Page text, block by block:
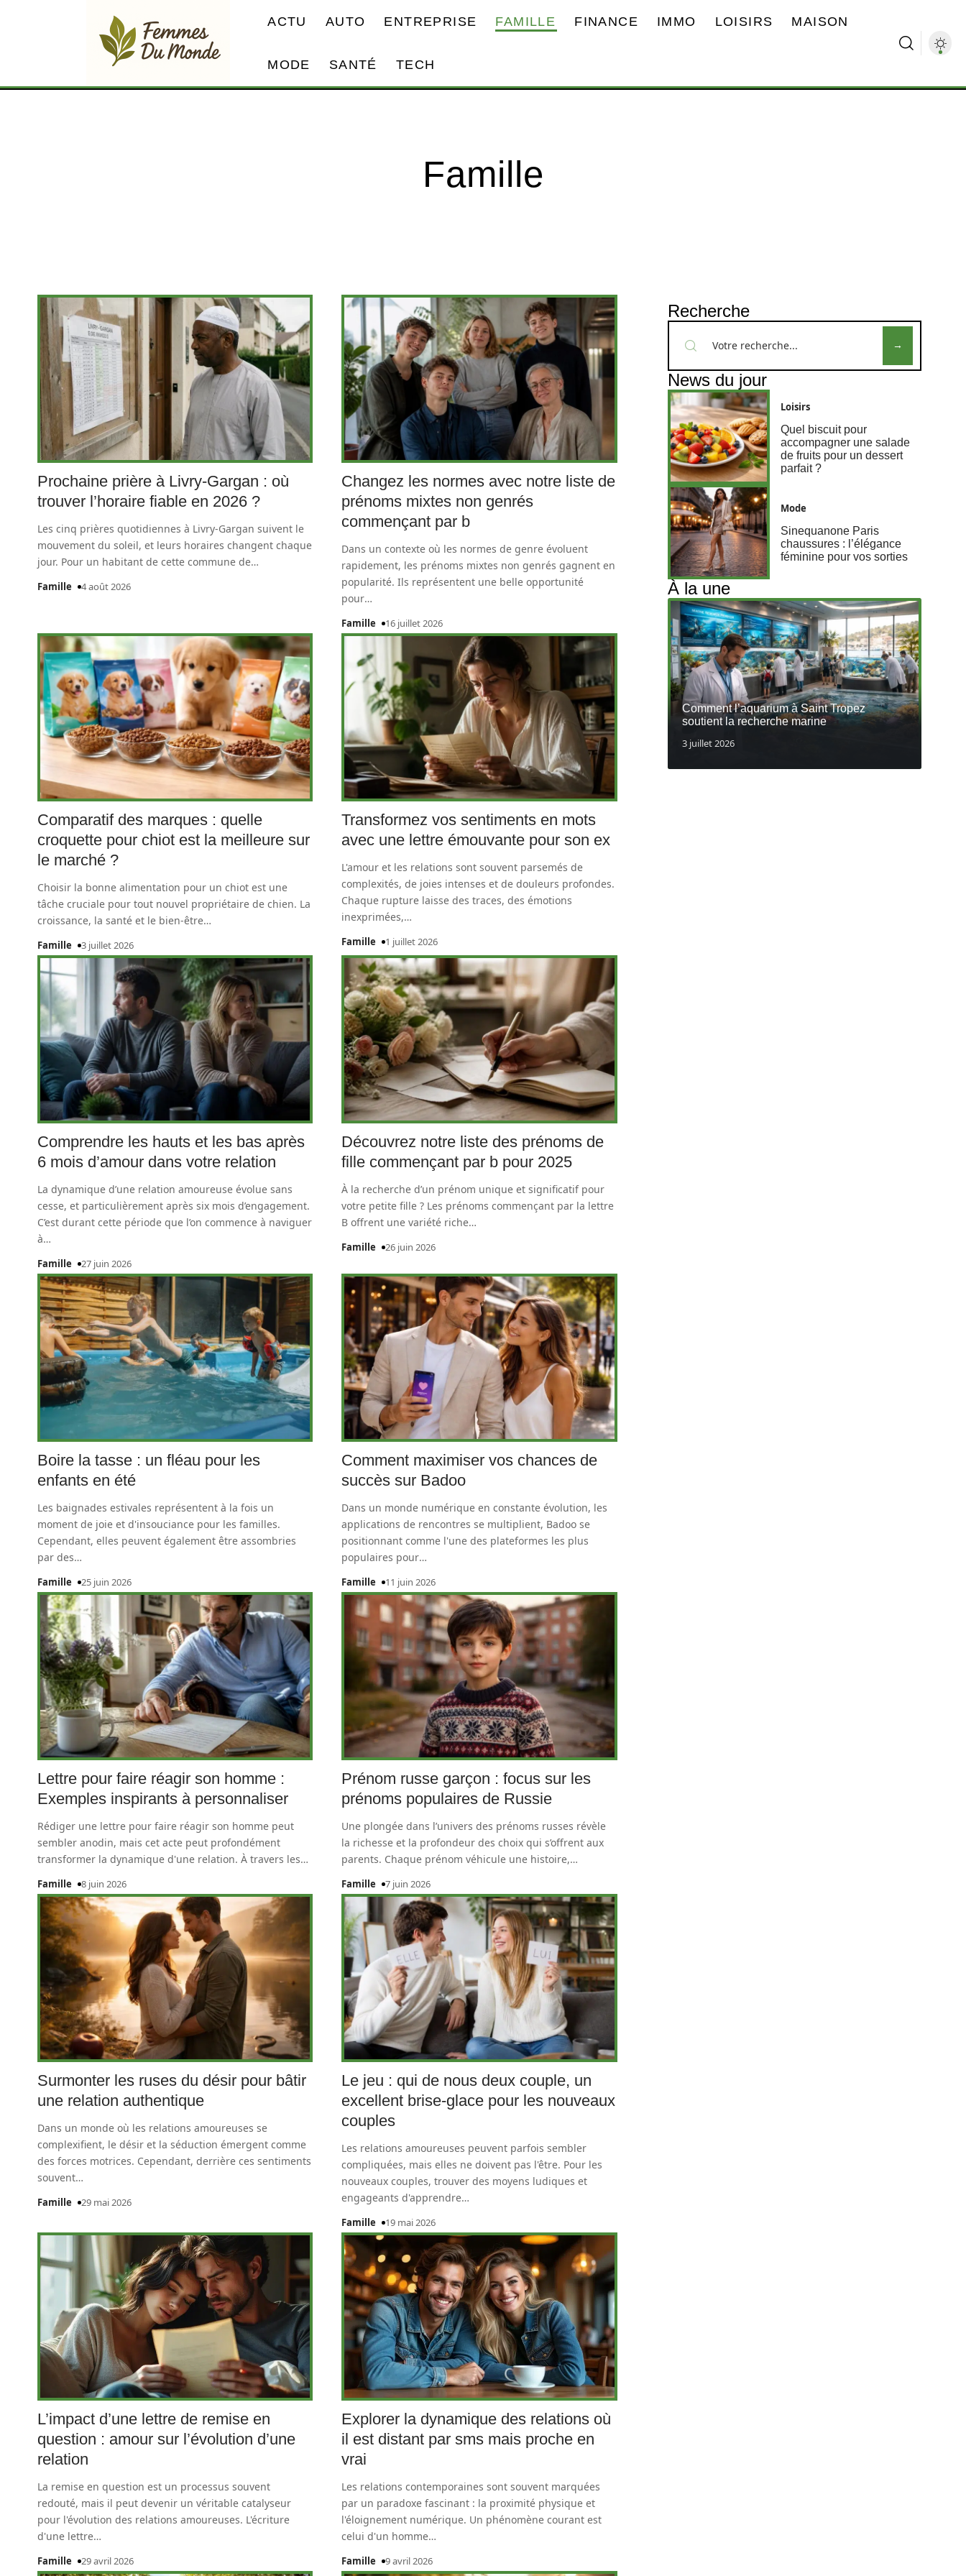
ACTU AUTO ENTREPRISE FAMILLE FINANCE IMMO LOISIRS MAISON
MODE SANTÉ TECH
Famille
Prochaine prière à Livry-Gargan : où
trouver l’horaire fiable en 2026 ?
Les cinq prières quotidiennes à Livry-Gargan suivent le
mouvement du soleil, et leurs horaires changent chaque
jour. Pour un habitant de cette commune de…
Famille 4 août 2026
Changez les normes avec notre liste de
prénoms mixtes non genrés
commençant par b
Dans un contexte où les normes de genre évoluent
rapidement, les prénoms mixtes non genrés gagnent en
popularité. Ils représentent une belle opportunité
pour…
Famille 16 juillet 2026
Comparatif des marques : quelle
croquette pour chiot est la meilleure sur
le marché ?
Choisir la bonne alimentation pour un chiot est une
tâche cruciale pour tout nouvel propriétaire de chien. La
croissance, la santé et le bien-être…
Famille 3 juillet 2026
Transformez vos sentiments en mots
avec une lettre émouvante pour son ex
L'amour et les relations sont souvent parsemés de
complexités, de joies intenses et de douleurs profondes.
Chaque rupture laisse des traces, des émotions
inexprimées,…
Famille 1 juillet 2026
Comprendre les hauts et les bas après
6 mois d’amour dans votre relation
La dynamique d’une relation amoureuse évolue sans
cesse, et particulièrement après six mois d’engagement.
C’est durant cette période que l’on commence à naviguer
à…
Famille 27 juin 2026
Découvrez notre liste des prénoms de
fille commençant par b pour 2025
À la recherche d’un prénom unique et significatif pour
votre petite fille ? Les prénoms commençant par la lettre
B offrent une variété riche…
Famille 26 juin 2026
Boire la tasse : un fléau pour les
enfants en été
Les baignades estivales représentent à la fois un
moment de joie et d'insouciance pour les familles.
Cependant, elles peuvent également être assombries
par des…
Famille 25 juin 2026
Comment maximiser vos chances de
succès sur Badoo
Dans un monde numérique en constante évolution, les
applications de rencontres se multiplient, Badoo se
positionnant comme l'une des plateformes les plus
populaires pour…
Famille 11 juin 2026
Lettre pour faire réagir son homme :
Exemples inspirants à personnaliser
Rédiger une lettre pour faire réagir son homme peut
sembler anodin, mais cet acte peut profondément
transformer la dynamique d'une relation. À travers les…
Famille 8 juin 2026
Prénom russe garçon : focus sur les
prénoms populaires de Russie
Une plongée dans l’univers des prénoms russes révèle
la richesse et la profondeur des choix qui s’offrent aux
parents. Chaque prénom véhicule une histoire,…
Famille 7 juin 2026
Surmonter les ruses du désir pour bâtir
une relation authentique
Dans un monde où les relations amoureuses se
complexifient, le désir et la séduction émergent comme
des forces motrices. Cependant, derrière ces sentiments
souvent…
Famille 29 mai 2026
Le jeu : qui de nous deux couple, un
excellent brise-glace pour les nouveaux
couples
Les relations amoureuses peuvent parfois sembler
compliquées, mais elles ne doivent pas l'être. Pour les
nouveaux couples, trouver des moyens ludiques et
engageants d'apprendre…
Famille 19 mai 2026
L’impact d’une lettre de remise en
question : amour sur l’évolution d’une
relation
La remise en question est un processus souvent
redouté, mais il peut devenir un véritable catalyseur
pour l'évolution des relations amoureuses. L'écriture
d'une lettre…
Famille 29 avril 2026
Explorer la dynamique des relations où
il est distant par sms mais proche en
vrai
Les relations contemporaines sont souvent marquées
par un paradoxe fascinant : la proximité physique et
l'éloignement numérique. Un phénomène courant est
celui d'un homme…
Famille 9 avril 2026
Recherche
News du jour
Loisirs
Quel biscuit pour
accompagner une salade
de fruits pour un dessert
parfait ?
Mode
Sinequanone Paris
chaussures : l’élégance
féminine pour vos sorties
À la une
Comment l’aquarium à Saint Tropez
soutient la recherche marine
3 juillet 2026